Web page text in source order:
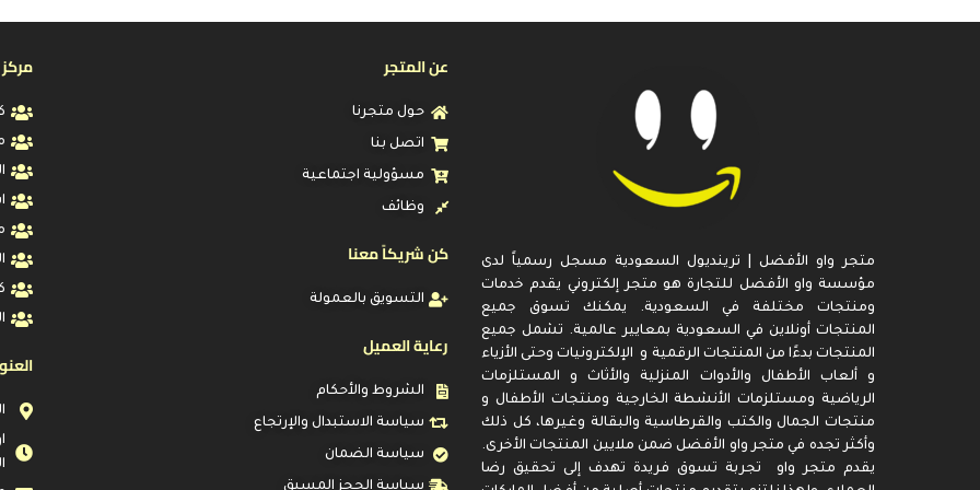
متجر واو الأفضل | ترينديول السعودية مسجل رسمياً لدى
مؤسسة واو الأفضل للتجارة هو متجر إلكتروني يقدم خدمات
ومنتجات مختلفة في السعودية. يمكنك تسوق جميع
المنتجات أونلاين في السعودية بمعايير عالمية. تشمل جميع
المنتجات بدءًا من المنتجات الرقمية و الإلكترونيات وحتى الأزياء
و ألعاب الأطفال والأدوات المنزلية والأثاث و المستلزمات
الرياضية ومستلزمات الأنشطة الخارجية ومنتجات الأطفال و
منتجات الجمال والكتب والقرطاسية والبقالة وغيرها، كل ذلك
وأكثر تجده في متجر واو الأفضل ضمن ملايين المنتجات الأخرى.
يقدم متجر واو تجربة تسوق فريدة تهدف إلى تحقيق رضا
عن المتجر
حول متجرنا
اتصل بنا
مسؤولية اجتماعية
وظائف
كن شريكاً معنا
التسويق بالعمولة
رعاية العميل
الشروط والأحكام
سياسة الاستبدال والإرتجاع
سياسة الضمان
سياسة الحجز المسبق